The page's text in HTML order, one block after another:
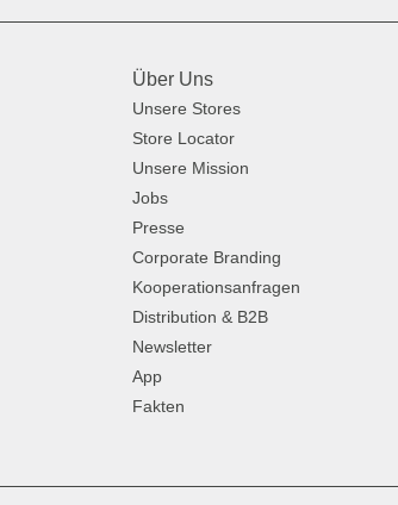
Über Uns
Unsere Stores
Store Locator
Unsere Mission
Jobs
Presse
Corporate Branding
Kooperationsanfragen
Distribution & B2B
Newsletter
App
Fakten